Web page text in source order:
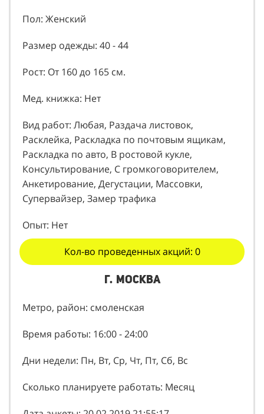
Пол: Женский
Размер одежды: 40 - 44
Рост: От 160 до 165 см.
Мед. книжка: Нет
Вид работ: Любая, Раздача листовок,
Расклейка, Раскладка по почтовым ящикам,
Раскладка по авто, В ростовой кукле,
Консультирование, С громкоговорителем,
Анкетирование, Дегустации, Массовки,
Супервайзер, Замер трафика
Опыт: Нет
Кол-во проведенных акций: 0
г. Москва
Метро, район: смоленская
Время работы: 16:00 - 24:00
Дни недели: Пн, Вт, Ср, Чт, Пт, Сб, Вс
Сколько планируете работать: Месяц